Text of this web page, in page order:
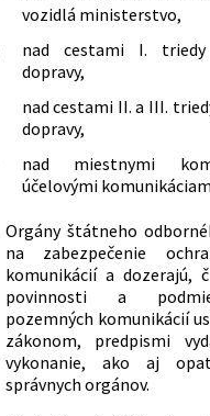
vozidlá ministerstvo,
nad cestami I.
dopravy,
nad cestami II. a III.
dopravy,
nad miestnymi
účelovými
Orgány štátneho
na zabezpečenie
komunikácií a dozerajú,
povinnosti a
pozemných komunikácií
zákonom, predpismi
vykonanie, ako aj
správnych orgánov.